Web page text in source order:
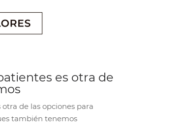
es otra de
de las opciones para
también tenemos